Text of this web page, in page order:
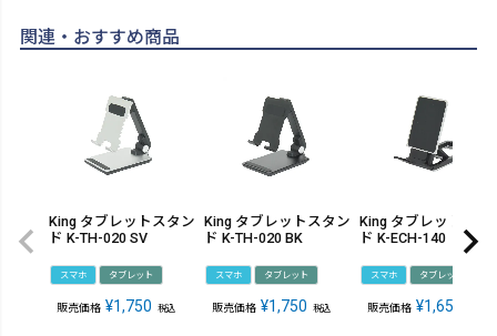
関連・おすすめ商品
King タブレットスタン
ド K-TH-020 SV
スマホ タブレット
販売価格 ¥1,750 税込
King タブレットスタン
ド K-TH-020 BK
スマホ タブレット
販売価格 ¥1,750 税込
King タブレットスタ
ド K-ECH-140
スマホ タブレット
販売価格 ¥1,650